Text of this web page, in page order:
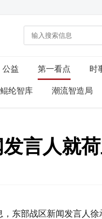
公益 第一看点 时
鲲纶智库 潮流智造局
言人就
东部战区新闻发言人